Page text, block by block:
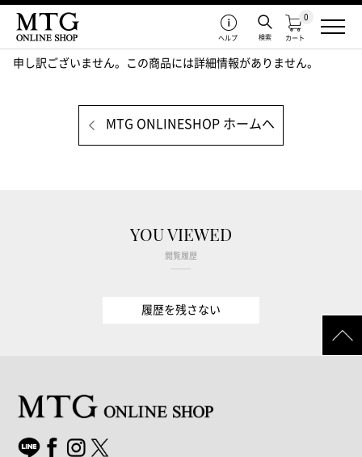
カート
0
検索
ヘルプ
申し訳ございません。この商品には詳細情報がありません。
MTG ONLINESHOP ホームへ
YOU VIEWED
閲覧履歴
履歴を残さない